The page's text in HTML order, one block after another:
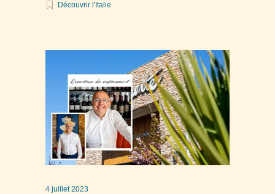
Découvrir l'Italie
4 juillet 2023